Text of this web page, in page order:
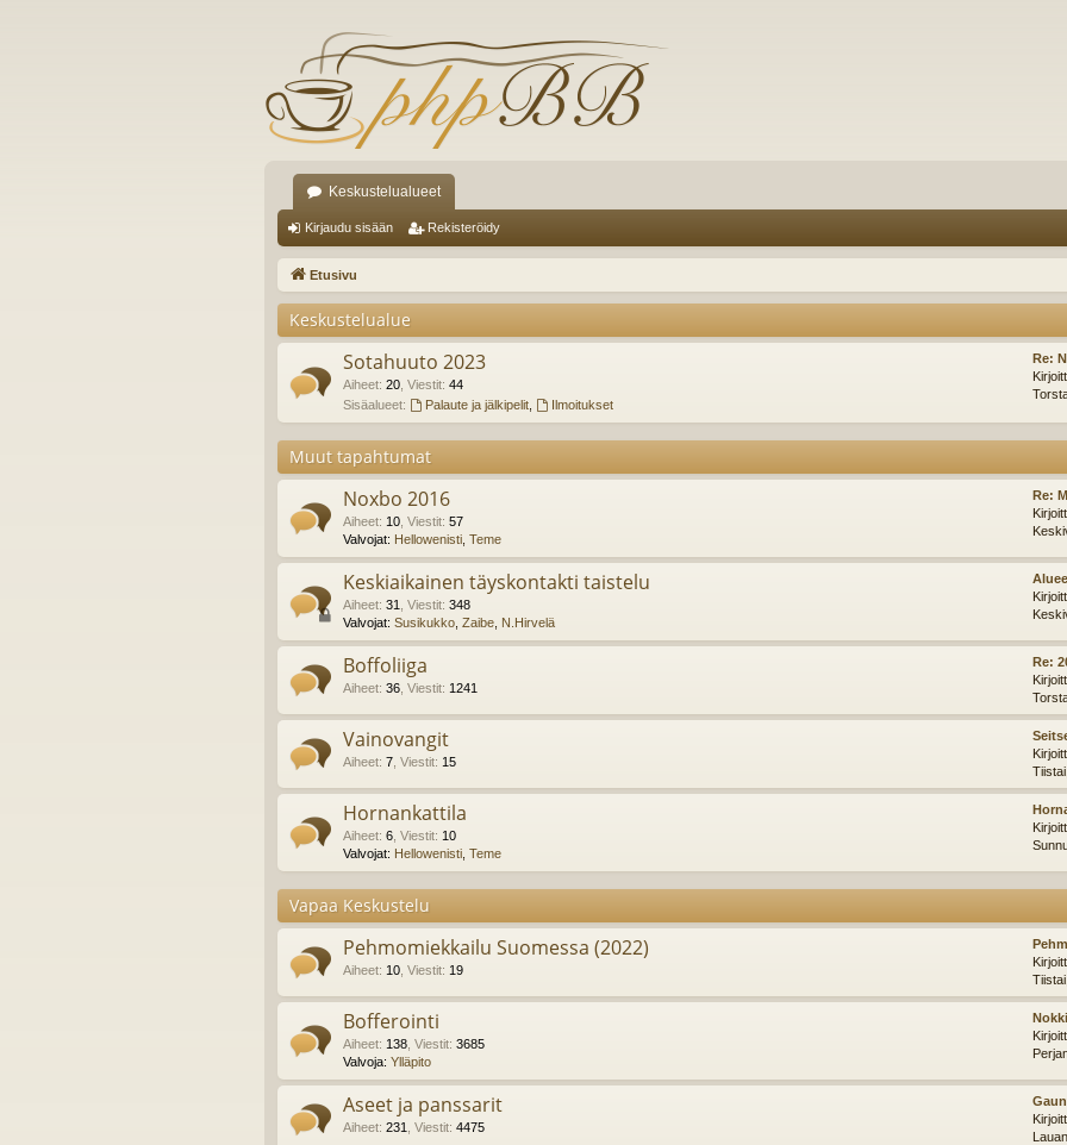
Keskustelualueet
Kirjaudu sisään Rekisteröidy
Etusivu
Keskustelualue
Sotahuuto 2023
Aiheet: 20 Viestit: 44
Sisäalueet:
Palaute ja jälkipelit, Ilmoitukset
Re:
Muut tapahtumat
Noxbo 2016
Aiheet: 10 Viestit: 57
Valvojat: Hellowenisti Teme
Re:
Keskiaikainen täyskontakti taistelu
Aiheet: 31 Viestit: 348
Valvojat: Susikukko Zaibe N.Hirvelä
Boffoliiga
Aiheet: 36 Viestit: 1241
Re:
Vainovangit
Aiheet: 7 Viestit: 15
Hornankattila
Aiheet: 6 Viestit: 10
Valvojat: Hellowenisti Teme
Vapaa Keskustelu
Pehmomiekkailu Suomessa (2022)
Aiheet: 10 Viestit: 19
Bofferointi
Aiheet: 138 Viestit: 3685
Valvoja: Ylläpito
Aseet ja panssarit
Aiheet: 231 Viestit: 4475